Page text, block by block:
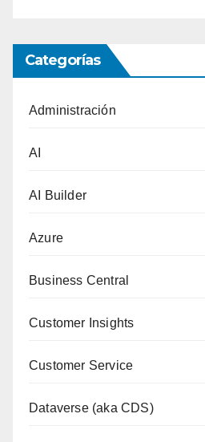
Categorías
Administración
AI
AI Builder
Azure
Business Central
Customer Insights
Customer Service
Dataverse (aka CDS)